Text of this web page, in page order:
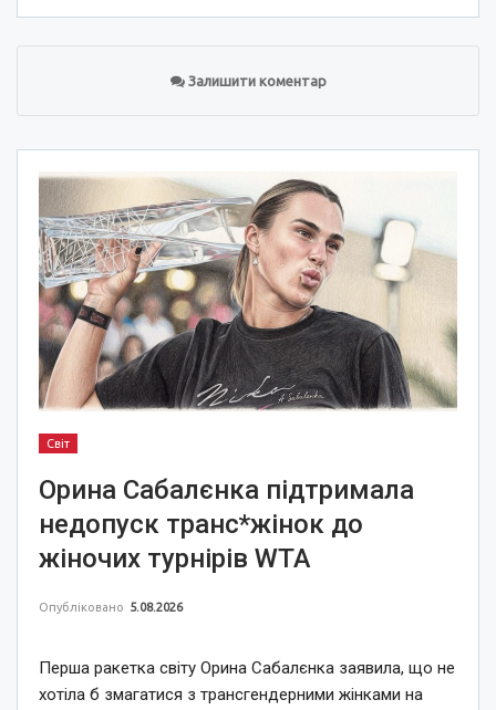
Залишити коментар
Світ
Орина Сабалєнка підтримала
недопуск транс*жінок до
жіночих турнірів WTA
Опубліковано 5.08.2026
Перша ракетка світу Орина Сабалєнка заявила, що не
хотіла б змагатися з трансгендерними жінками на